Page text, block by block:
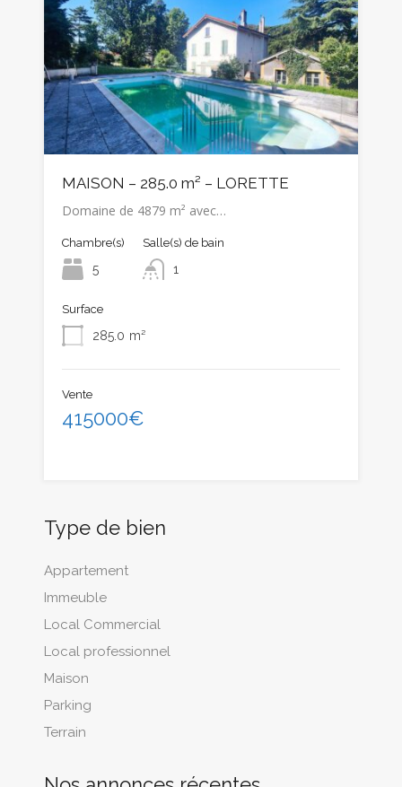
MAISON – 285.0 m² – LORETTE
Domaine de 4879 m² avec…
Chambre(s)
5
Salle(s) de bain
1
Surface
285.0 m²
Vente
415000€
Type de bien
Appartement
Immeuble
Local Commercial
Local professionnel
Maison
Parking
Terrain